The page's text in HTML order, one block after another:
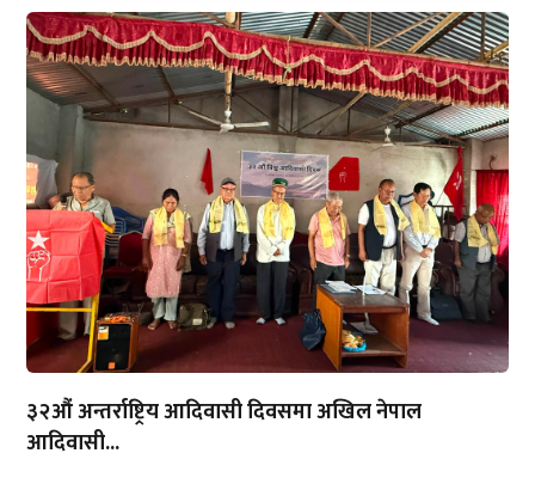
३२औं अन्तर्राष्ट्रिय आदिवासी दिवसमा अखिल नेपाल
आदिवासी...